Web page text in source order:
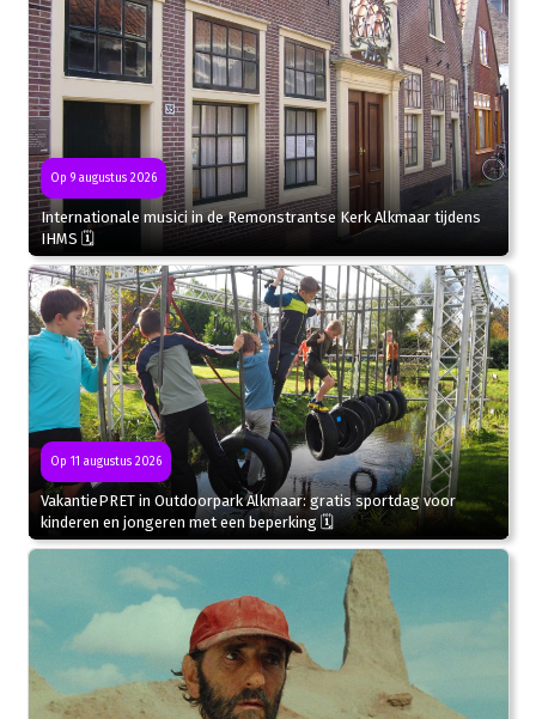
Op 9 augustus 2026
Internationale musici in de Remonstrantse Kerk Alkmaar tijdens
IHMS 🗓
Op 11 augustus 2026
VakantiePRET in Outdoorpark Alkmaar: gratis sportdag voor
kinderen en jongeren met een beperking 🗓